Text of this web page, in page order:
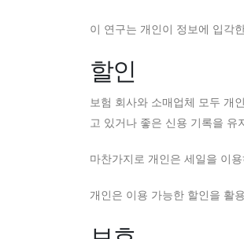
이 연구는 개인이 정보에 입각
할인
보험 회사와 소매업체 모두 개
고 있거나 좋은 신용 기록을 유
마찬가지로 개인은 세일을 이
개인은 이용 가능한 할인을 활